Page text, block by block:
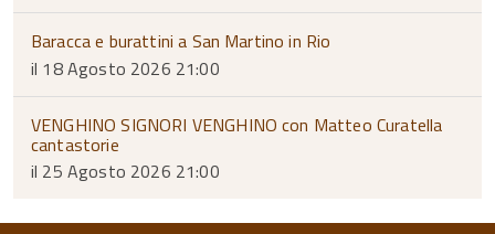
Baracca e burattini a San Martino in Rio
il 18 Agosto 2026 21:00
VENGHINO SIGNORI VENGHINO con Matteo Curatella
cantastorie
il 25 Agosto 2026 21:00